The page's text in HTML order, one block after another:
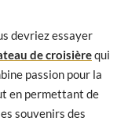
devriez essayer
de croisièrequi
passion pour la
en permettant de
souvenirs des